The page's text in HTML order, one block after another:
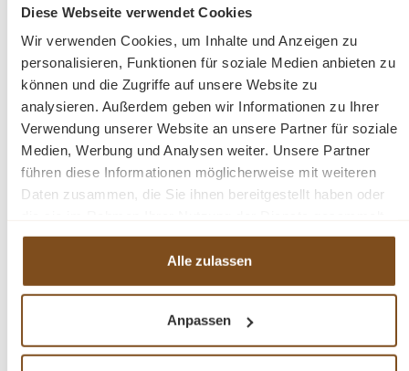
Diese Webseite verwendet Cookies
Wir verwenden Cookies, um Inhalte und Anzeigen zu
personalisieren, Funktionen für soziale Medien anbieten zu
können und die Zugriffe auf unsere Website zu
analysieren. Außerdem geben wir Informationen zu Ihrer
Verwendung unserer Website an unsere Partner für soziale
Medien, Werbung und Analysen weiter. Unsere Partner
führen diese Informationen möglicherweise mit weiteren
Daten zusammen, die Sie ihnen bereitgestellt haben oder
haben.
Alle zulassen
Anpassen
Preise inkl. MwSt. zzgl. Versandkosten
Vergleichen
In den Warenkorb